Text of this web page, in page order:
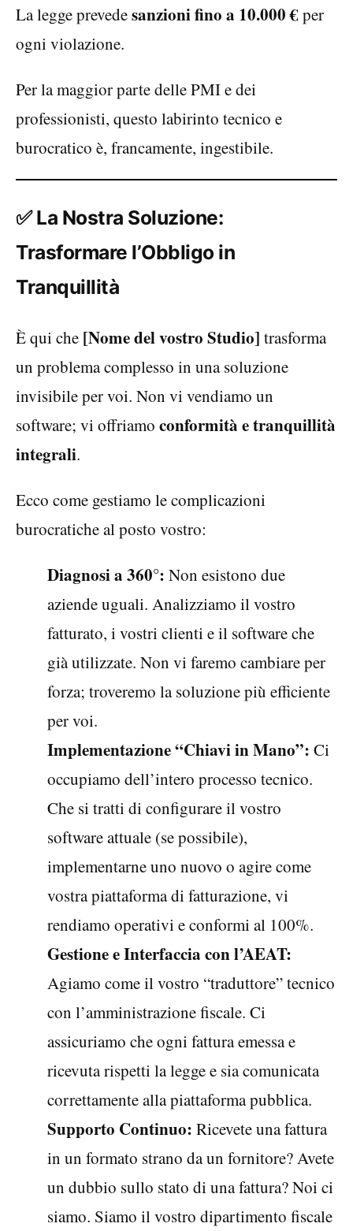
La legge prevedesanzioni fino a 10.000 € per
ogni violazione.
Per la maggior parte delle PMI e dei
professionisti, questo labirinto tecnico e
burocratico è, francamente, ingestibile.
✅ La Nostra Soluzione:
Trasformare l’Obbligo in
Tranquillità
È qui che [Nome del vostro Studio] trasforma
un problema complesso in una soluzione
invisibile per voi. Non vi vendiamo un
software; vi offriamo conformità e tranquillità
integrali.
Ecco come gestiamo le complicazioni
burocratiche al posto vostro:
Diagnosi a 360°: Non esistono due
aziende uguali. Analizziamo il vostro
fatturato, i vostri clienti e il software che
già utilizzate. Non vi faremo cambiare per
forza; troveremo la soluzione più efficiente
per voi.
Implementazione “Chiavi in Mano”: Ci
occupiamo dell’intero processo tecnico.
Che si tratti di configurare il vostro
software attuale (se possibile),
implementarne uno nuovo o agire come
vostra piattaforma di fatturazione, vi
rendiamo operativi e conformi al 100%.
Gestione e Interfaccia con l’AEAT:
Agiamo come il vostro “traduttore” tecnico
con l’amministrazione fiscale. Ci
assicuriamo che ogni fattura emessa e
ricevuta rispetti la legge e sia comunicata
correttamente alla piattaforma pubblica.
Supporto Continuo: Ricevete una fattura
in un formato strano da un fornitore? Avete
un dubbio sullo stato di una fattura? Noi ci
siamo. Siamo il vostro dipartimento fiscale